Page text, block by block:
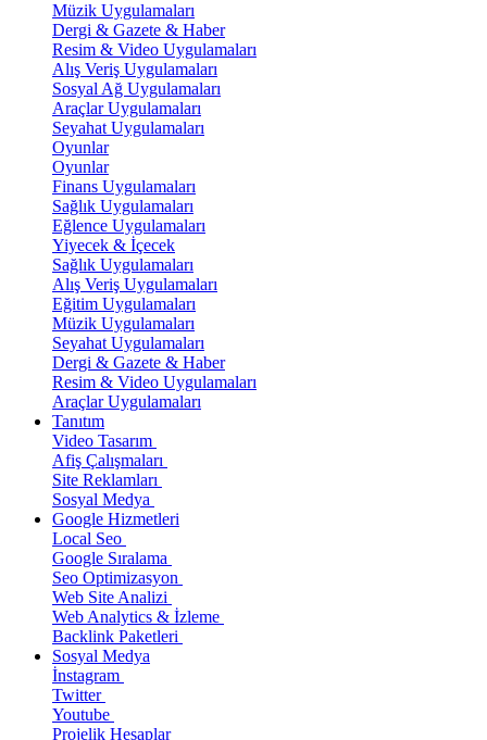
Müzik Uygulamaları
Dergi & Gazete & Haber
Resim & Video Uygulamaları
Alış Veriş Uygulamaları
Sosyal Ağ Uygulamaları
Araçlar Uygulamaları
Seyahat Uygulamaları
Oyunlar
Oyunlar
Finans Uygulamaları
Sağlık Uygulamaları
Eğlence Uygulamaları
Yiyecek & İçecek
Sağlık Uygulamaları
Alış Veriş Uygulamaları
Eğitim Uygulamaları
Müzik Uygulamaları
Seyahat Uygulamaları
Dergi & Gazete & Haber
Resim & Video Uygulamaları
Araçlar Uygulamaları
Tanıtım
Video Tasarım
Afiş Çalışmaları
Site Reklamları
Sosyal Medya
Google Hizmetleri
Local Seo
Google Sıralama
Seo Optimizasyon
Web Site Analizi
Web Analytics & İzleme
Backlink Paketleri
Sosyal Medya
İnstagram
Twitter
Youtube
Projelik Hesaplar